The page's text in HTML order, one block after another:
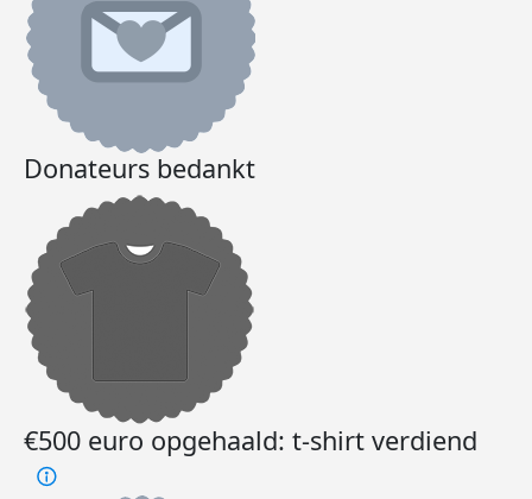
Donateurs bedankt
€500 euro opgehaald: t-shirt verdiend